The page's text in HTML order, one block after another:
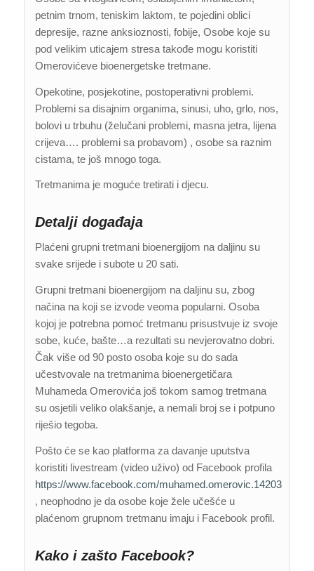
petnim trnom, teniskim laktom, te pojedini oblici
depresije, razne anksioznosti, fobije, Osobe koje su
pod velikim uticajem stresa takođe mogu koristiti
Omerovićeve bioenergetske tretmane.
Opekotine, posjekotine, postoperativni problemi.
Problemi sa disajnim organima, sinusi, uho, grlo, nos,
bolovi u trbuhu (želučani problemi, masna jetra, lijena
crijeva…. problemi sa probavom) , osobe sa raznim
cistama, te još mnogo toga.
Tretmanima je moguće tretirati i djecu.
Detalji događaja
Plaćeni grupni tretmani bioenergijom na daljinu su
svake srijede i subote u 20 sati.
Grupni tretmani bioenergijom na daljinu su, zbog
načina na koji se izvode veoma popularni. Osoba
kojoj je potrebna pomoć tretmanu prisustvuje iz svoje
sobe, kuće, bašte…a rezultati su nevjerovatno dobri.
Čak više od 90 posto osoba koje su do sada
učestvovale na tretmanima bioenergetičara
Muhameda Omerovića još tokom samog tretmana
su osjetili veliko olakšanje, a nemali broj se i potpuno
riješio tegoba.
Pošto će se kao platforma za davanje uputstva
koristiti livestream (video uživo) od Facebook profila
https://www.facebook.com/muhamed.omerovic.14203
, neophodno je da osobe koje žele učešće u
plaćenom grupnom tretmanu imaju i Facebook profil.
Kako i zašto Facebook?